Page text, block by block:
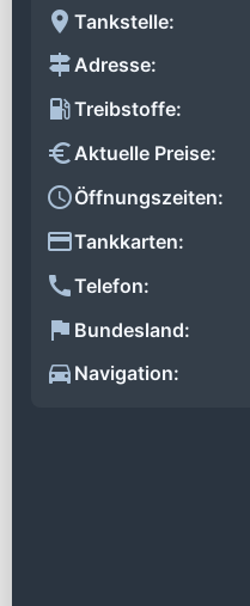
Tankstelle:
Adresse:
Treibstoffe:
Aktuelle Preise:
Öffnungszeiten:
Tankkarten:
Telefon:
Bundesland:
Navigation: